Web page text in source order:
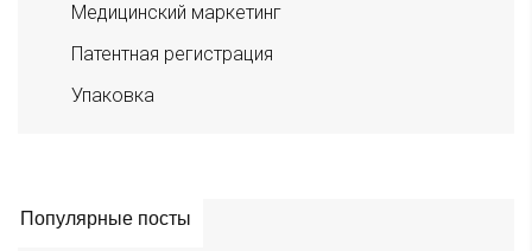
Медицинский маркетинг
Патентная регистрация
Упаковка
Популярные посты